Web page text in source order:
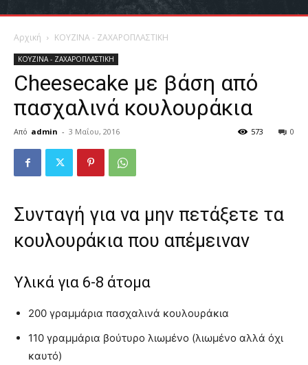
Αρχική ΚΟΥΖΙΝΑ - ΖΑΧΑΡΟΠΛΑΣΤΙΚΗ
ΚΟΥΖΙΝΑ - ΖΑΧΑΡΟΠΛΑΣΤΙΚΗ
Cheesecake με βάση από
πασχαλινά κουλουράκια
Από admin - 3 Μαΐου, 2016 0
573
Συνταγή για να μην πετάξετε τα
κουλουράκια που απέμειναν
Υλικά για 6-8 άτομα
200 γραμμάρια πασχαλινά κουλουράκια
110 γραμμάρια βούτυρο λιωμένο (λιωμένο αλλά όχι
καυτό)